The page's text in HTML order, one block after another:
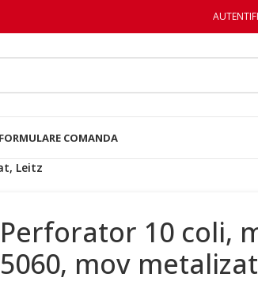
FORMULARE COMANDA
Leitz
Perforator 10 coli,
5060, mov